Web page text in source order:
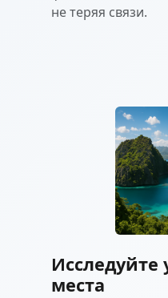
не теряя связи.
места